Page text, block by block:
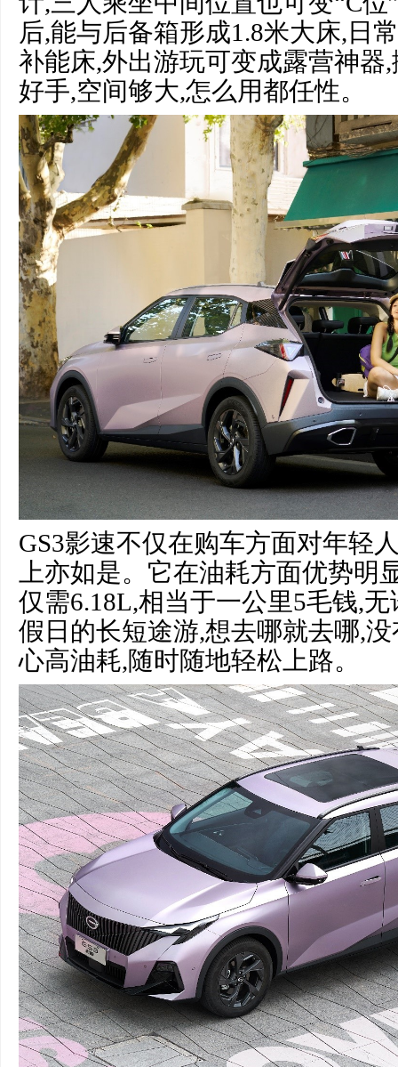
后,能与后备箱形成1.8米大床,日
补能床,外出游玩可变成露营神器
好手,空间够大,怎么用都任性。
GS3影速不仅在购车方面对年轻
上亦如是。它在油耗方面优势明
仅需6.18L,相当于一公里5毛钱,
假日的长短途游,想去哪就去哪,
心高油耗,随时随地轻松上路。